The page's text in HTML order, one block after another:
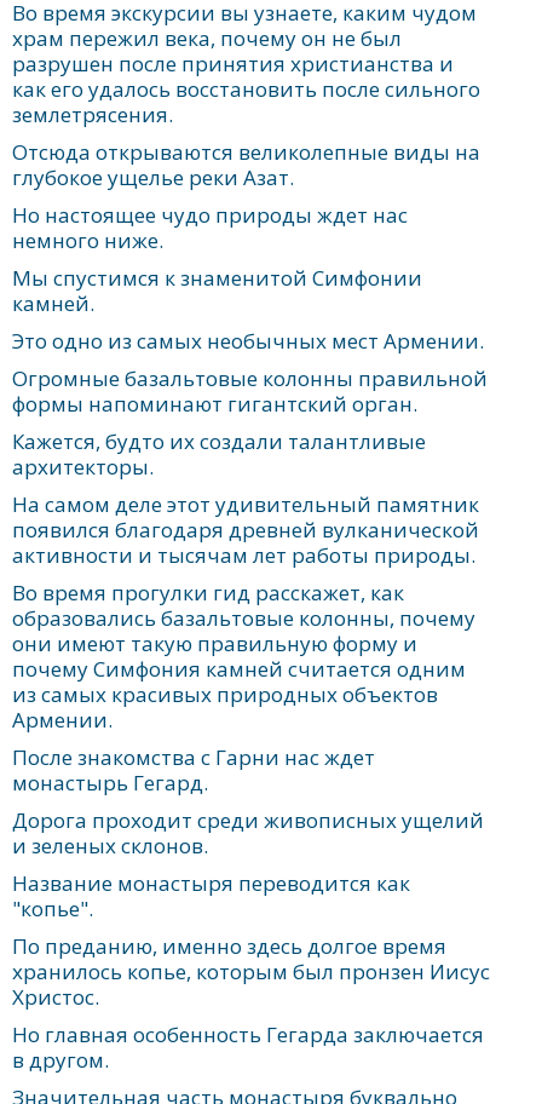
Во время экскурсии вы узнаете, каким чудом
храм пережил века, почему он не был
разрушен после принятия христианства и
как его удалось восстановить после сильного
землетрясения.
Отсюда открываются великолепные виды на
глубокое ущелье реки Азат.
Но настоящее чудо природы ждет нас
немного ниже.
Мы спустимся к знаменитой Симфонии
камней.
Это одно из самых необычных мест Армении.
Огромные базальтовые колонны правильной
формы напоминают гигантский орган.
Кажется, будто их создали талантливые
архитекторы.
На самом деле этот удивительный памятник
появился благодаря древней вулканической
активности и тысячам лет работы природы.
Во время прогулки гид расскажет, как
образовались базальтовые колонны, почему
они имеют такую правильную форму и
почему Симфония камней считается одним
из самых красивых природных объектов
Армении.
После знакомства с Гарни нас ждет
монастырь Гегард.
Дорога проходит среди живописных ущелий
и зеленых склонов.
Название монастыря переводится как
"копье".
По преданию, именно здесь долгое время
хранилось копье, которым был пронзен Иисус
Христос.
Но главная особенность Гегарда заключается
в другом.
Значительная часть монастыря буквально